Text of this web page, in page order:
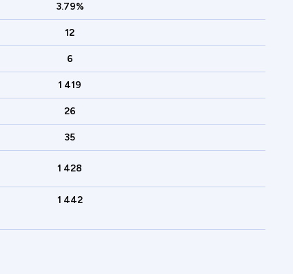
3.79%
12
6
1 419
26
35
1 428
1 442